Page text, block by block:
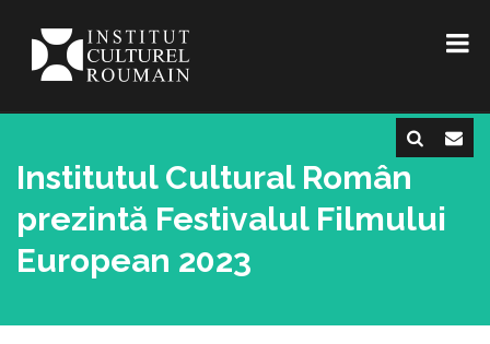
Institutul Cultural Român
prezintă Festivalul Filmului
European 2023